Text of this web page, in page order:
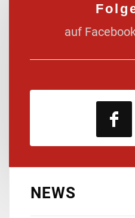
auf
NEWS